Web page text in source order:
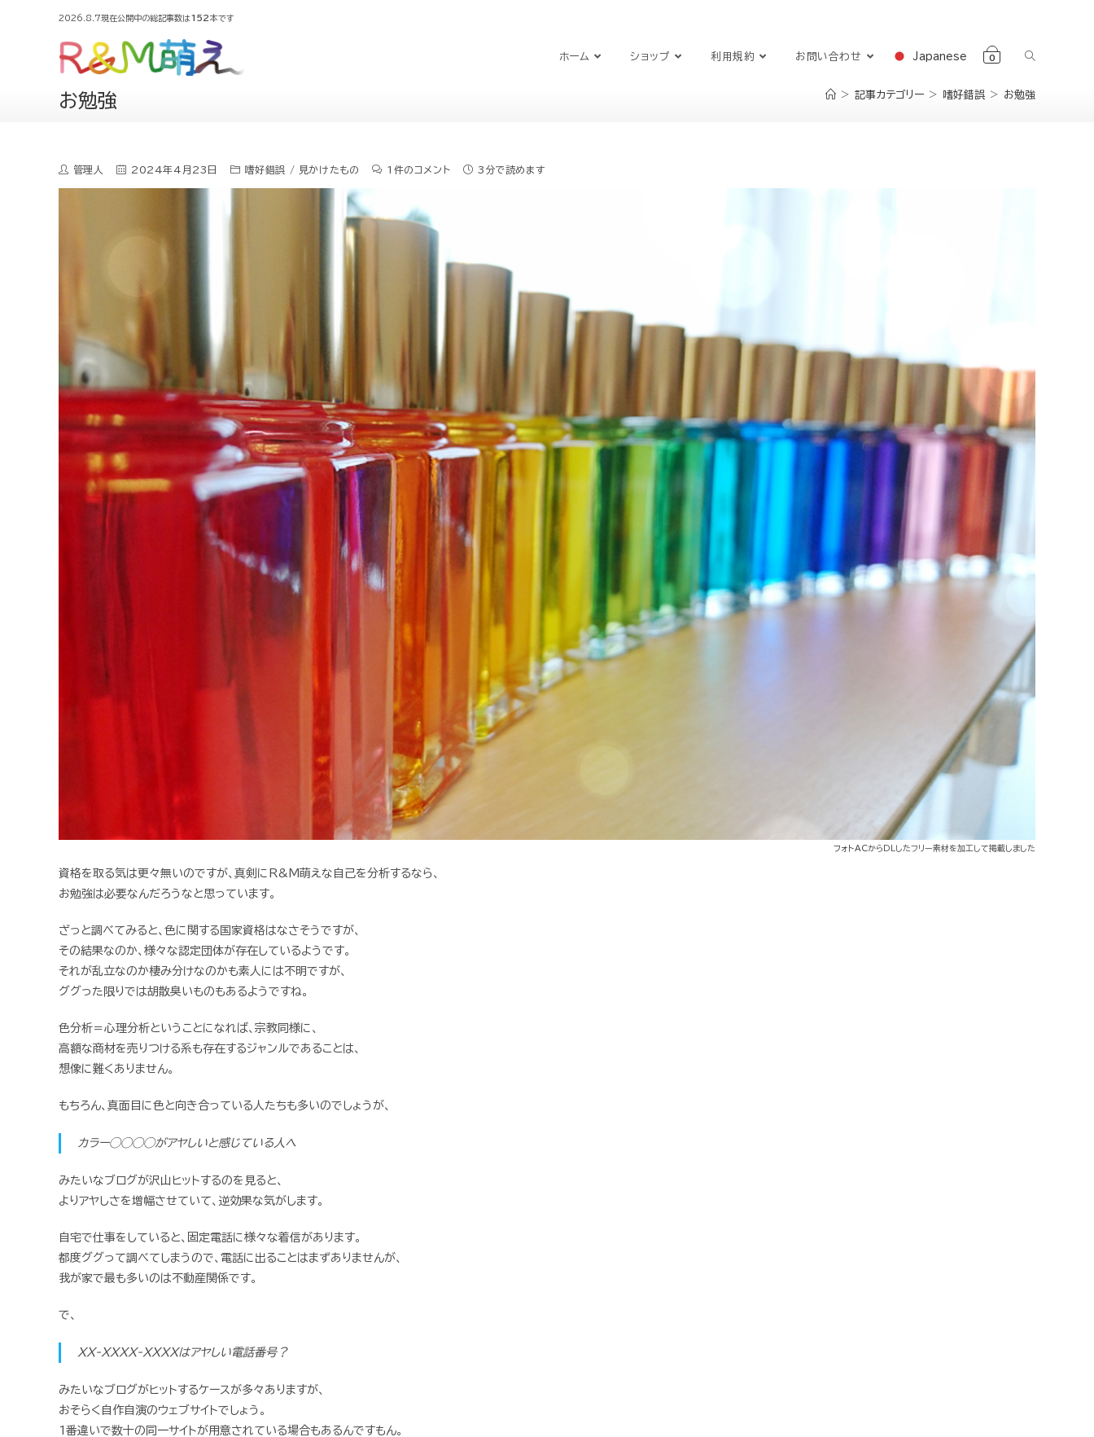
2026.8.7現在公開中の総記事数は 152 本です
ホーム ショップ 利用規約 お問い合わせ Japanese 0
お勉強 > 記事カテゴリー > 嗜好錯誤 > お勉強
管理人 2024年4月23日 嗜好錯誤 / 見かけたもの 1件のコメント 3分で読めます
フォトACからDLしたフリー素材を加工して掲載しました
資格を取る気は更々無いのですが、真剣にR&M萌えな自己を分析するなら、
お勉強は必要なんだろうなと思っています。
ざっと調べてみると、色に関する国家資格はなさそうですが、
その結果なのか、様々な認定団体が存在しているようです。
それが乱立なのか棲み分けなのかも素人には不明ですが、
ググった限りでは胡散臭いものもあるようですね。
色分析＝心理分析ということになれば、宗教同様に、
高額な商材を売りつける系も存在するジャンルであることは、
想像に難くありません。
もちろん、真面目に色と向き合っている人たちも多いのでしょうが、
カラー◯◯◯◯がアヤしいと感じている人へ
みたいなブログが沢山ヒットするのを見ると、
よりアヤしさを増幅させていて、逆効果な気がします。
自宅で仕事をしていると、固定電話に様々な着信があります。
都度ググって調べてしまうので、電話に出ることはまずありませんが、
我が家で最も多いのは不動産関係です。
で、
XX-XXXX-XXXXはアヤしい電話番号？
みたいなブログがヒットするケースが多々ありますが、
おそらく自作自演のウェブサイトでしょう。
1番違いで数十の同一サイトが用意されている場合もあるんですもん。